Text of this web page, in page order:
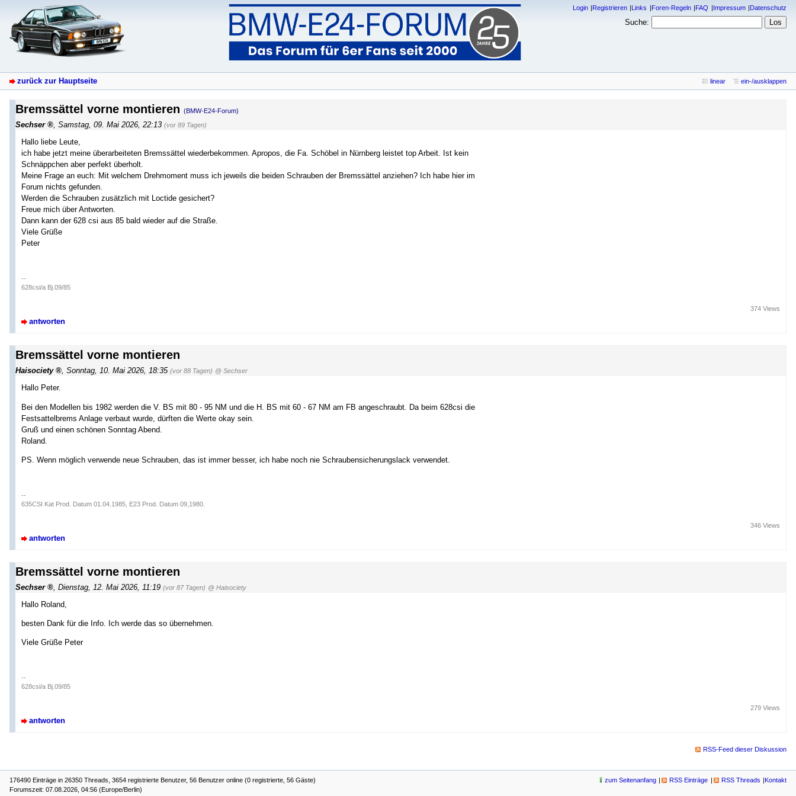
Login Registrieren Links Foren-Regeln FAQ Impressum Datenschutz
Suche:
zurück zur Hauptseite linear ein-/ausklappen
Bremssättel vorne montieren (BMW-E24-Forum)
Sechser , Samstag, 09. Mai 2026, 22:13 (vor 89 Tagen)
Hallo liebe Leute,
ich habe jetzt meine überarbeiteten Bremssättel wiederbekommen. Apropos, die Fa. Schöbel in Nürnberg leistet top Arbeit. Ist kein
Schnäppchen aber perfekt überholt.
Meine Frage an euch: Mit welchem Drehmoment muss ich jeweils die beiden Schrauben der Bremssättel anziehen? Ich habe hier im
Forum nichts gefunden.
Werden die Schrauben zusätzlich mit Loctide gesichert?
Freue mich über Antworten.
Dann kann der 628 csi aus 85 bald wieder auf die Straße.
Viele Grüße
Peter
--
628csi/a Bj.09/85
antworten
374 Views
Bremssättel vorne montieren
Haisociety , Sonntag, 10. Mai 2026, 18:35 (vor 88 Tagen) @ Sechser
Hallo Peter.
Bei den Modellen bis 1982 werden die V. BS mit 80 - 95 NM und die H. BS mit 60 - 67 NM am FB angeschraubt. Da beim 628csi die
Festsattelbrems Anlage verbaut wurde, dürften die Werte okay sein.
Gruß und einen schönen Sonntag Abend.
Roland.
PS. Wenn möglich verwende neue Schrauben, das ist immer besser, ich habe noch nie Schraubensicherungslack verwendet.
--
635CSI Kat Prod. Datum 01.04.1985, E23 Prod. Datum 09,1980.
antworten
346 Views
Bremssättel vorne montieren
Sechser Dienstag, 12. Mai 2026, 11:19 (vor 87 Tagen) @ Haisociety
Hallo Roland,
besten Dank für die Info. Ich werde das so übernehmen.
Viele Grüße Peter
--
628csi/a Bj.09/85
antworten
279 Views
RSS-Feed dieser Diskussion
176490 Einträge in 26350 Threads, 3654 registrierte Benutzer, 56 Benutzer online (0 registrierte, 56 Gäste)
Forumszeit: 07.08.2026, 04:56 (Europe/Berlin)
zum Seitenanfang RSS Einträge RSS Threads Kontakt